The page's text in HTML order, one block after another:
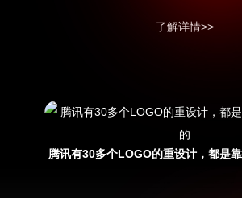
了解详情>>
腾讯有30多个LOGO的重设计，都是